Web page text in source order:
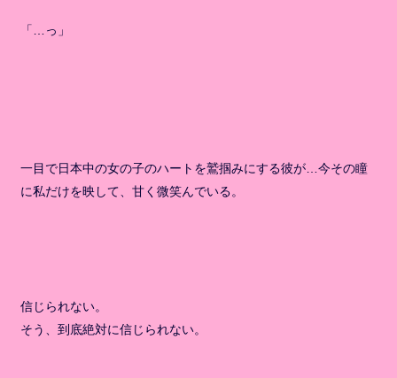
「…っ」
一目で日本中の女の子のハートを鷲掴みにする彼が…今その瞳
に私だけを映して、甘く微笑んでいる。
信じられない。
そう、到底絶対に信じられない。